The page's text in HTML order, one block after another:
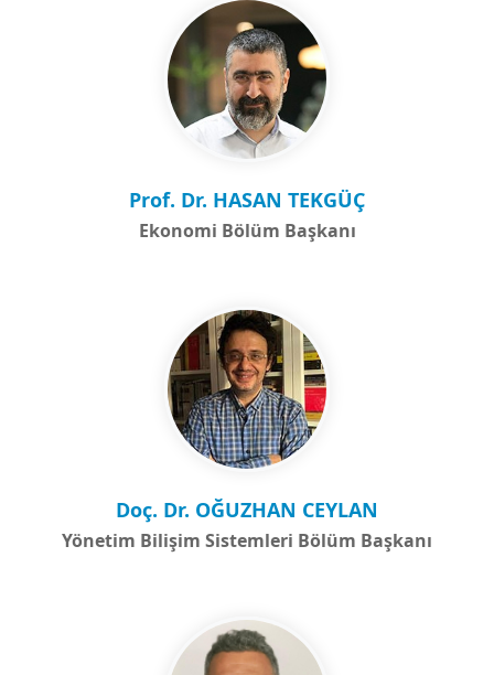
Prof. Dr. HASAN TEKGÜÇ
Ekonomi Bölüm Başkanı
Doç. Dr. OĞUZHAN CEYLAN
Yönetim Bilişim Sistemleri Bölüm Başkanı